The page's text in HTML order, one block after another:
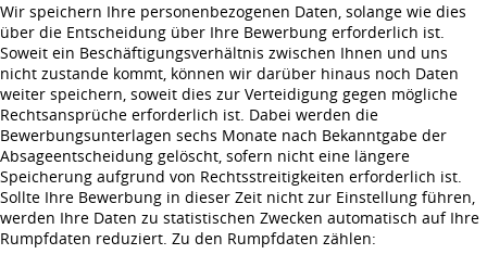
Wir speichern Ihre personenbezogenen Daten, solange wie dies
über die Entscheidung über Ihre Bewerbung erforderlich ist.
Soweit ein Beschäftigungsverhältnis zwischen Ihnen und uns
nicht zustande kommt, können wir darüber hinaus noch Daten
weiter speichern, soweit dies zur Verteidigung gegen mögliche
Rechtsansprüche erforderlich ist. Dabei werden die
Bewerbungsunterlagen sechs Monate nach Bekanntgabe der
Absageentscheidung gelöscht, sofern nicht eine längere
Speicherung aufgrund von Rechtsstreitigkeiten erforderlich ist.
Sollte Ihre Bewerbung in dieser Zeit nicht zur Einstellung führen,
werden Ihre Daten zu statistischen Zwecken automatisch auf Ihre
Rumpfdaten reduziert. Zu den Rumpfdaten zählen: